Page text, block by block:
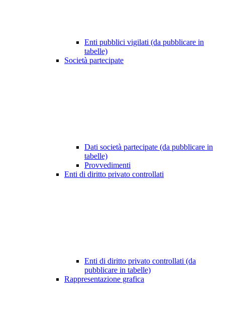
Enti pubblici vigilati (da pubblicare in
tabelle)
Società partecipate
Dati società partecipate (da pubblicare in
tabelle)
Provvedimenti
Enti di diritto privato controllati
Enti di diritto privato controllati (da
pubblicare in tabelle)
Rappresentazione grafica